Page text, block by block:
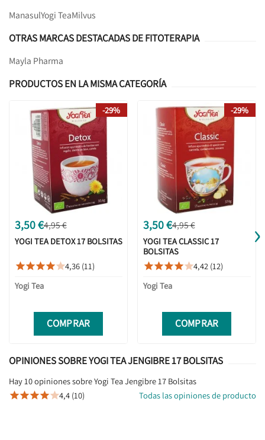
ManasulYogi TeaMilvus
OTRAS MARCAS DESTACADAS DE FITOTERAPIA
Mayla Pharma
PRODUCTOS EN LA MISMA CATEGORÍA
3,50 €4,95 €
YOGI TEA DETOX 17 BOLSITAS
4,36 (11)
Yogi Tea
COMPRAR
-29%
3,50 €4,95 €
YOGI TEA CLASSIC 17
BOLSITAS
4,42 (12)
Yogi Tea
COMPRAR
-29%
›
OPINIONES SOBRE YOGI TEA JENGIBRE 17 BOLSITAS
Hay 10 opiniones sobre Yogi Tea Jengibre 17 Bolsitas
4,4 (10) Todas las opiniones de producto